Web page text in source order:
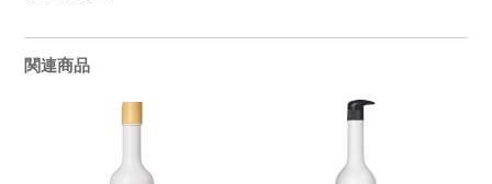
関連商品